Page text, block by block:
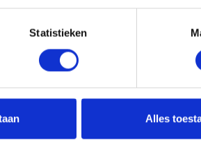
Statistieken
Alles
BODEGRAVEN Montageband /